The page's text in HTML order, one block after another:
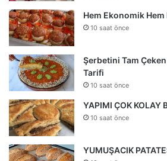
Hem Ekonomik
10 saat önce
Şerbetini Tam
Tarifi
10 saat önce
YAPIMI ÇOK KOLAY
10 saat önce
YUMUŞACIK